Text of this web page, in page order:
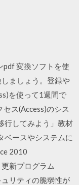
pdf 変換ソフトを使
ましょう。登録や
を使って1週間で
ス(Access)のシス
行してみよう」教材
ベースやシステムに
2010
新プログラム
リティの脆弱性が